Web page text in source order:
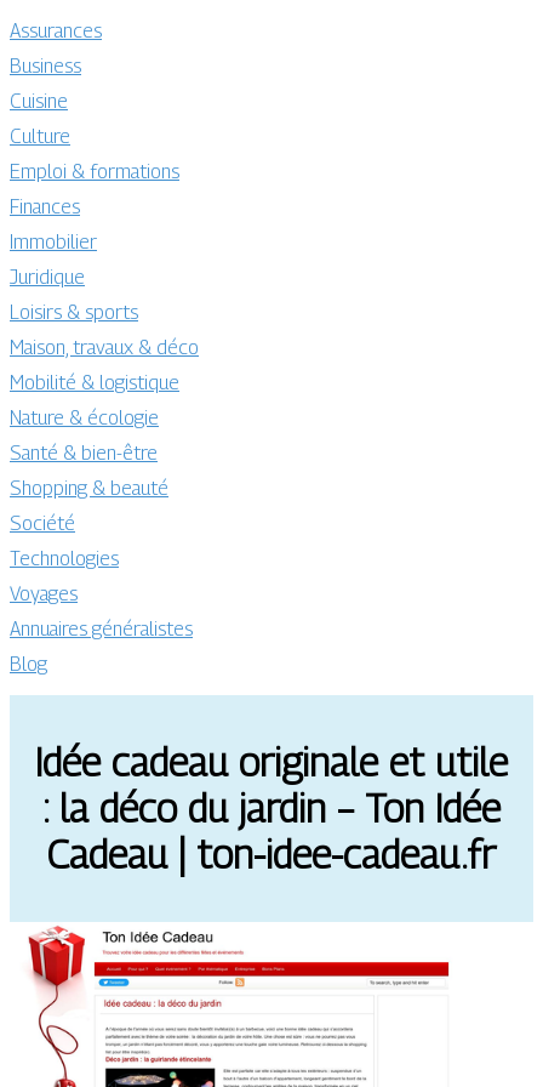
Assurances
Business
Cuisine
Culture
Emploi & formations
Finances
Immobilier
Juridique
Loisirs & sports
Maison, travaux & déco
Mobilité & logistique
Nature & écologie
Santé & bien-être
Shopping & beauté
Société
Technologies
Voyages
Annuaires généralistes
Blog
Idée cadeau originale et utile
: la déco du jardin – Ton Idée
Cadeau | ton-idee-cadeau.fr